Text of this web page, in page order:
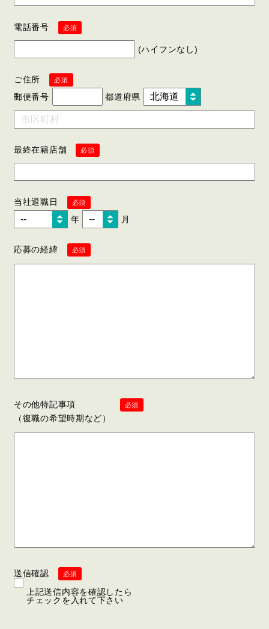
電話番号 必須
ハイフンなし
ご住所 必須
郵便番号 都道府県
最終在籍店舗 必須
当社退職日 必須
年 月
応募の経緯 必須
その他特記事項
（復職の希望時期など）
必須
送信確認 必須
上記送信内容を確認したら
チェックを入れて下さい